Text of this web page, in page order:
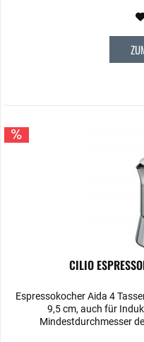
CILIO
Espressokocher Aida 4
9,5 cm, auch für
Mindestdurchmesser